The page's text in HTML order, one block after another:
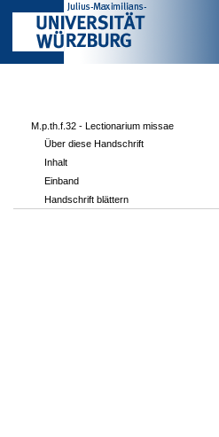
M.p.th.f.32 - Lectionarium missae
Über diese Handschrift
Inhalt
Einband
Handschrift blättern